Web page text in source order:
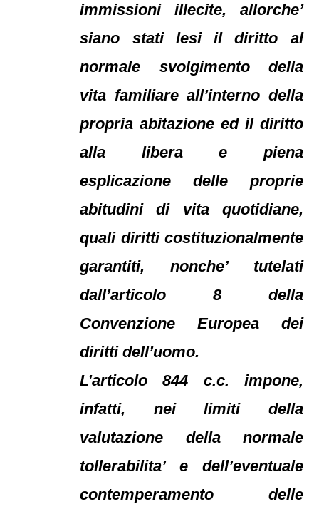
immissioni illecite, allorche’
siano stati lesi il diritto al
normale svolgimento della
vita familiare all’interno della
propria abitazione ed il diritto
alla libera e piena
esplicazione delle proprie
abitudini di vita quotidiane,
quali diritti costituzionalmente
garantiti, nonche’ tutelati
dall’articolo 8 della
Convenzione Europea dei
diritti dell’uomo.
L’articolo 844 c.c. impone,
infatti, nei limiti della
valutazione della normale
tollerabilita’ e dell’eventuale
contemperamento delle